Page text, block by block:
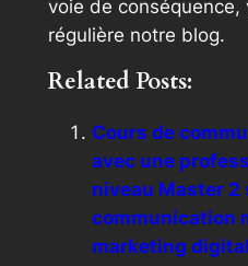
voie de conséquence,
régulière notre blog.
Related Posts:
Cours de
avec une
niveau Master 2
communication
marketing